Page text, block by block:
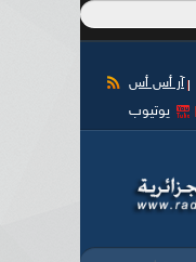
آر أس أس
يوتيوب